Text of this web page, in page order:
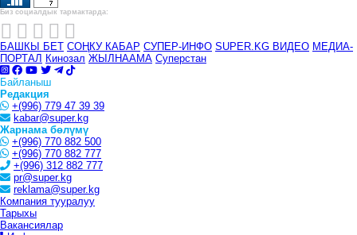
Биз социалдык тармактарда:
БАШКЫ БЕТ СОҢКУ КАБАР СУПЕР-ИНФО SUPER.KG ВИДЕО МЕДИА-
ПОРТАЛ Кинозал ЖЫЛНААМА Суперстан
Байланыш
Редакция
+(996) 779 47 39 39
kabar@super.kg
Жарнама бөлүмү
+(996) 770 882 500
+(996) 770 882 777
+(996) 312 882 777
pr@super.kg
reklama@super.kg
Компания тууралуу
Тарыхы
Вакансиялар